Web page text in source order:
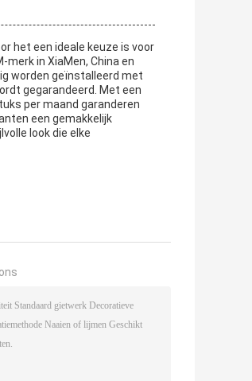
het een ideale keuze is voor
merk in XiaMen, China en
worden geïnstalleerd met
gegarandeerd. Met een
per maand garanderen
een gemakkelijk
look die elke